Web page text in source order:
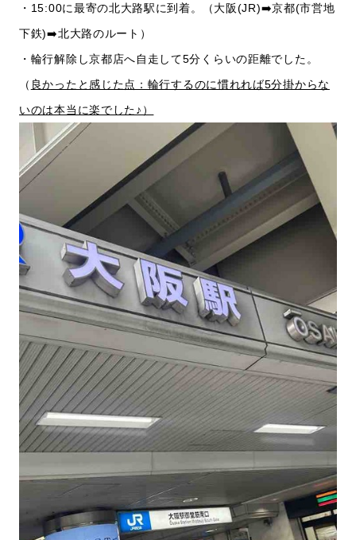
・15:00に最寄の北大路駅に到着。（大阪(JR)➡️京都(市営地
下鉄)➡️北大路のルート）
・輪行解除し京都店へ自走して5分くらいの距離でした。
（ 良かったと感じた点：輪行するのに慣れれば5分掛からな
いのは本当に楽でした♪）